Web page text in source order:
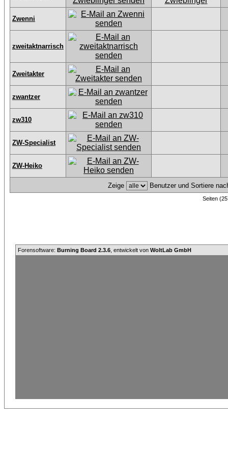
Zwenni
zweitaktnarrisch
Zweitakter
zwantzer
zw310
ZW-Specialist
ZW-Heiko
Zeige Benutzer und Sortiere
Seiten
Forensoftware: Burning Board 2.3.6 , entwickelt von WoltLab GmbH